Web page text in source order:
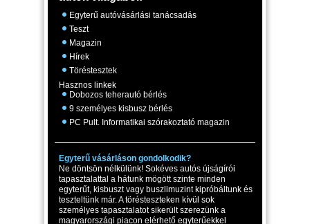
Egyterű autóvásárlási tanácsadás
Teszt
Magazin
Hírek
Töréstesztek
Hasznos linkek
Dobozos teherautó bérlés
9 személyes kisbusz bérlés
PC Pult. Informatikai szórakoztató magazin
Egyterű vásárláson gondolkodik?
Ne döntsön nélkülünk! Sokéves autós újságírói
tapasztalattal a hátunk mögött szinte minden
egyterűt, kisbuszt vagy buszlimuzint kipróbáltunk és
teszteltünk már. A törésteszteken kívül sok
személyes tapasztalatot sikerült szerezünk a
magyarországi piacon elérhető egyterűekkel